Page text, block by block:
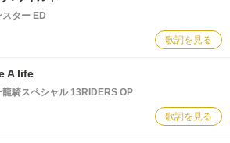
ター ED
歌詞を見る
A life
騎スペシャル 13RIDERS OP
歌詞を見る